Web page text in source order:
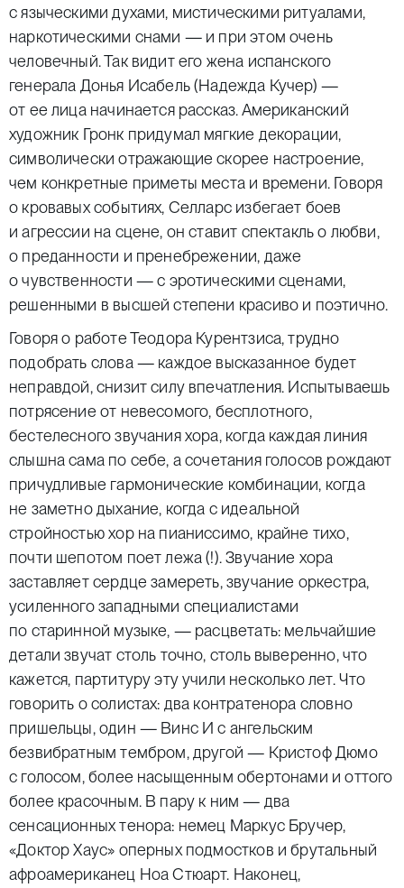
с языческими духами, мистическими ритуалами,
наркотическими снами — и при этом очень
человечный. Так видит его жена испанского
генерала Донья Исабель (Надежда Кучер) —
от ее лица начинается рассказ. Американский
художник Гронк придумал мягкие декорации,
символически отражающие скорее настроение,
чем конкретные приметы места и времени. Говоря
о кровавых событиях, Селларс избегает боев
и агрессии на сцене, он ставит спектакль о любви,
о преданности и пренебрежении, даже
о чувственности — с эротическими сценами,
решенными в высшей степени красиво и поэтично.
Говоря о работе Теодора Курентзиса, трудно
подобрать слова — каждое высказанное будет
неправдой, снизит силу впечатления. Испытываешь
потрясение от невесомого, бесплотного,
бестелесного звучания хора, когда каждая линия
слышна сама по себе, а сочетания голосов рождают
причудливые гармонические комбинации, когда
не заметно дыхание, когда с идеальной
стройностью хор на пианиссимо, крайне тихо,
почти шепотом поет лежа (!). Звучание хора
заставляет сердце замереть, звучание оркестра,
усиленного западными специалистами
по старинной музыке, — расцветать: мельчайшие
детали звучат столь точно, столь выверенно, что
кажется, партитуру эту учили несколько лет. Что
говорить о солистах: два контратенора словно
пришельцы, один — Винс И с ангельским
безвибратным тембром, другой — Кристоф Дюмо
с голосом, более насыщенным обертонами и оттого
более красочным. В пару к ним — два
сенсационных тенора: немец Маркус Бручер,
«Доктор Хаус» оперных подмостков и брутальный
афроамериканец Ноа Стюарт. Наконец,